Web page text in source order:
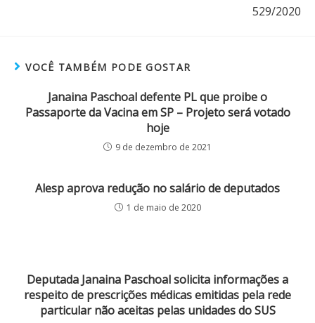
529/2020
VOCÊ TAMBÉM PODE GOSTAR
Janaina Paschoal defente PL que proibe o
Passaporte da Vacina em SP – Projeto será votado
hoje
9 de dezembro de 2021
Alesp aprova redução no salário de deputados
1 de maio de 2020
Deputada Janaina Paschoal solicita informações a
respeito de prescrições médicas emitidas pela rede
particular não aceitas pelas unidades do SUS